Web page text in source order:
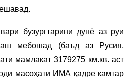
бузургтарини дунё аз рӯи
мебошад (баъд аз Русия,
мамлакат 3179275 км.кв. аст
масоҳати ИМА қадре камтар